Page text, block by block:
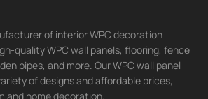
of interior WPC decoration
quality WPC wall panels, flooring, fence
pipes, and more. Our WPC wall panel
of designs and affordable prices,
and home decoration.